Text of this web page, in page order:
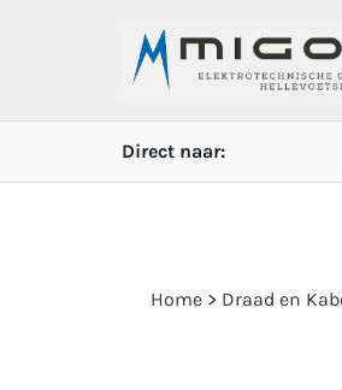
Direct naar:
Home > Draad en